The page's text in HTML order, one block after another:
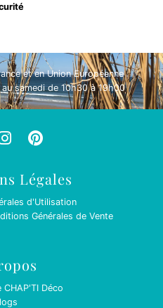
et en Union Européenne
samedi de 10h30 à 19h00
Légales
d'Utilisation
Générales de Vente
Déco